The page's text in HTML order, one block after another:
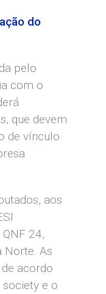
do
pelo
com o
que devem
de vínculo
aos
24,
Norte. As
acordo
e o